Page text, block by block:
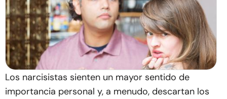
Los narcisistas sienten un mayor sentido de
importancia personal y, a menudo, descartan los